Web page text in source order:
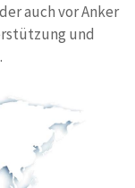
auch vor Anker
und